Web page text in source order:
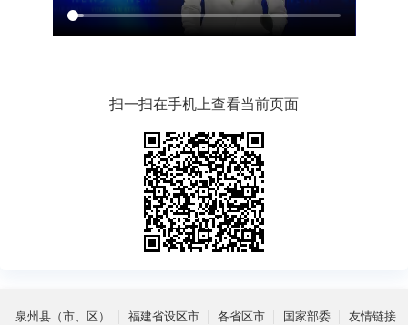
扫一扫在手机上查看当前页面
泉州县（市、区） 福建省设区市 各省区市 国家部委 友情链接